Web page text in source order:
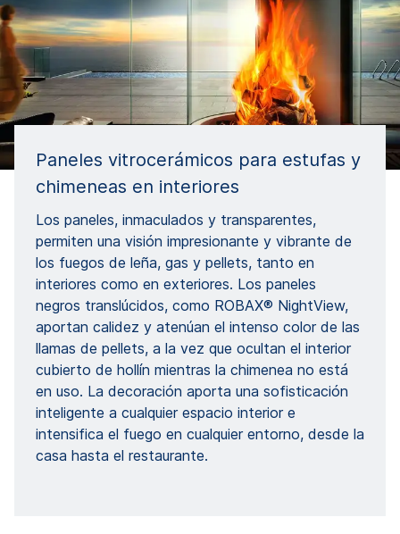
Paneles vitrocerámicos para estufas y
chimeneas en interiores
Los paneles, inmaculados y transparentes,
permiten una visión impresionante y vibrante de
los fuegos de leña, gas y pellets, tanto en
interiores como en exteriores. Los paneles
negros translúcidos, como ROBAX® NightView,
aportan calidez y atenúan el intenso color de las
llamas de pellets, a la vez que ocultan el interior
cubierto de hollín mientras la chimenea no está
en uso. La decoración aporta una sofisticación
inteligente a cualquier espacio interior e
intensifica el fuego en cualquier entorno, desde la
casa hasta el restaurante.